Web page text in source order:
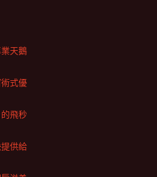
天鵝
式優
飛秒
供給